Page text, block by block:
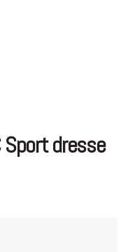
dresse